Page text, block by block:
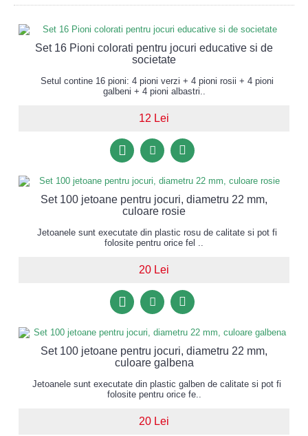
Set 16 Pioni colorati pentru jocuri educative si de
societate
Setul contine 16 pioni: 4 pioni verzi + 4 pioni rosii + 4 pioni
galbeni + 4 pioni albastri..
12 Lei
Set 100 jetoane pentru jocuri, diametru 22 mm,
culoare rosie
Jetoanele sunt executate din plastic rosu de calitate si pot fi
folosite pentru orice fel ..
20 Lei
Set 100 jetoane pentru jocuri, diametru 22 mm,
culoare galbena
Jetoanele sunt executate din plastic galben de calitate si pot fi
folosite pentru orice fe..
20 Lei